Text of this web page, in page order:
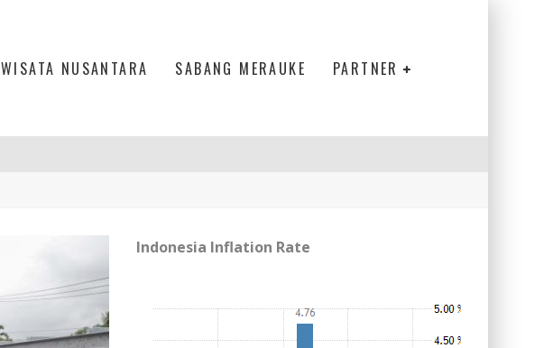
WISATA NUSANTARA SABANG MERAUKE PARTNER
Indonesia Inflation Rate